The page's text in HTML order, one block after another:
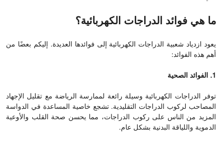
ما هي فوائد الدراجات الكهربائية؟
يعود ازدياد شعبية الدراجات الكهربائية إلى فوائدها العديدة. إليكم بعضًا من
أهم هذه الفوائد:
1. الفوائد الصحية
توفر الدراجات الكهربائية وسيلة رائعة لممارسة الرياضة مع تقليل الإجهاد
المصاحب لركوب الدراجات التقليدية. تشجع خاصية المساعدة في الدواسة
المزيد من الناس على ركوب الدراجات، مما يحسن صحة القلب والأوعية
الدموية واللياقة البدنية بشكل عام.